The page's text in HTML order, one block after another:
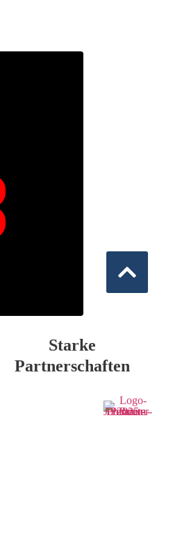
Starke
Partnerschaften